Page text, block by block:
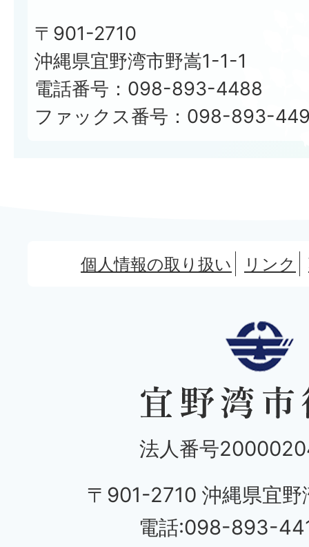
〒901-2710
沖縄県宜野湾市野嵩1-1-1
電話番号：098-893-4488
ファックス番号：098-893-
個人情報の取り扱い リンク
法人番号
〒901-2710 沖縄県宜野
電話:098-893-